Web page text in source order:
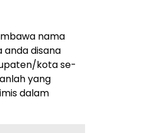
nama
anda disana
kota se-
yang
dalam